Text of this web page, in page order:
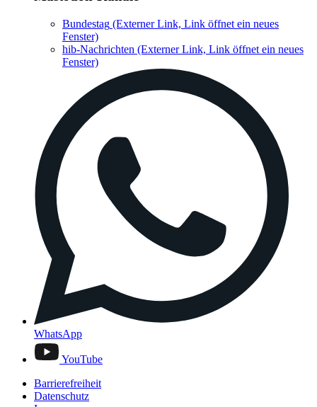
Bundestag (Externer Link, Link öffnet ein neues
Fenster)
hib-Nachrichten (Externer Link, Link öffnet ein neues
Fenster)
WhatsApp
YouTube
Barrierefreiheit
Datenschutz